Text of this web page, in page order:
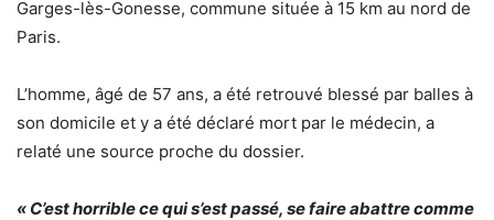
Garges-lès-Gonesse, commune située à 15 km au nord de
Paris.
L’homme, âgé de 57 ans, a été retrouvé blessé par balles à
son domicile et y a été déclaré mort par le médecin, a
relaté une source proche du dossier.
« C’est horrible ce qui s’est passé, se faire abattre comme